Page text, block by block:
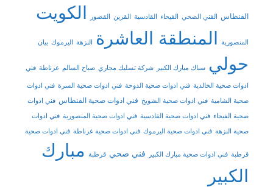
الفنطاس الفني الصحي الفيحاء القادسية القرين القصور الكويت
المنصورية المنطقة العاشرة النزهة اليرموك بيان
حولي سباك مبارك الكبير شركة تسليك مجاري صباح السالم غرناطة فني
ادوات صحية الخالدية فني ادوات صحية الدوحة فني ادوات صحية السرة فني ادوات
صحية الشامية فني ادوات صحية الشويخ فني ادوات صحية الفنطاس فني ادوات
صحية الفيحاء فني ادوات صحية القادسية فني ادوات صحية المنصورية فني ادوات
صحية النزهة فني ادوات صحية اليرموك فني ادوات صحية غرناطة فني ادوات صحية
قرطبة فني ادوات صحية مبارك الكبير فني صحي قرطبة مبارك
الكبير